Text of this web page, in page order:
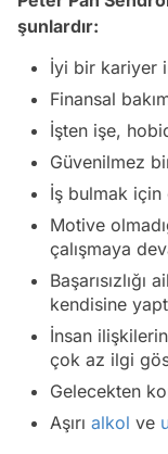
şunlardır:
İyi bir kariyer
Finansal
İşten işe,
Güvenilmez
İş bulmak
Motive
çalışmaya
kendisine
İnsan
çok az ilgi
Gelecekten
Aşırı alkol ve